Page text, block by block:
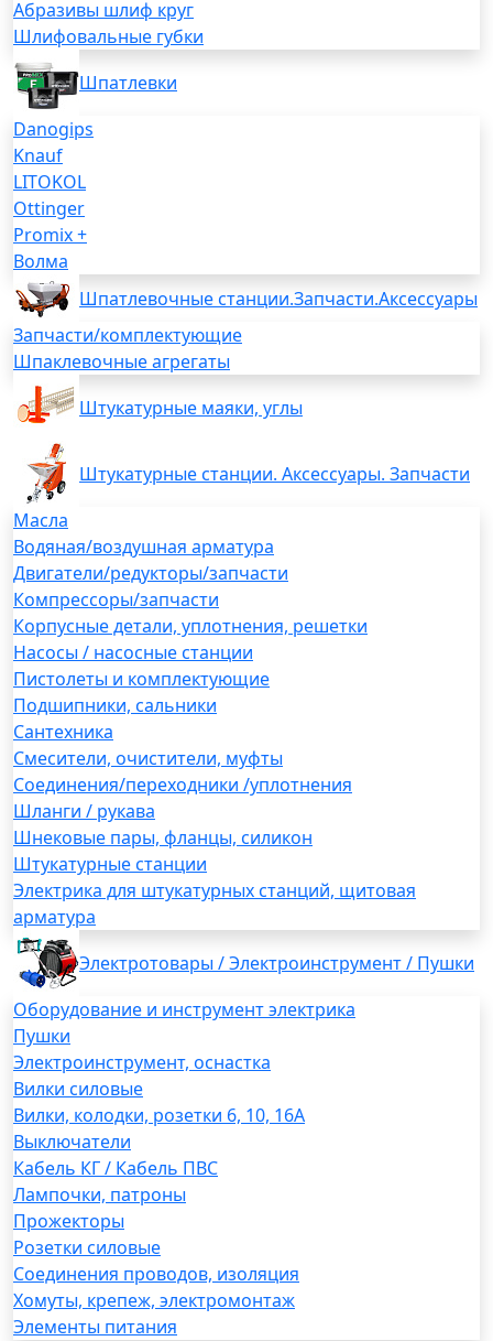
Абразивы шлиф круг
Шлифовальные губки
Шпатлевки
Danogips
Knauf
LITOKOL
Ottinger
Promix +
Волма
Шпатлевочные станции.Запчасти.Аксессуары
Запчасти/комплектующие
Шпаклевочные агрегаты
Штукатурные маяки, углы
Штукатурные станции. Аксессуары. Запчасти
Масла
Водяная/воздушная арматура
Двигатели/редукторы/запчасти
Компрессоры/запчасти
Корпусные детали, уплотнения, решетки
Насосы / насосные станции
Пистолеты и комплектующие
Подшипники, сальники
Сантехника
Смесители, очистители, муфты
Соединения/переходники /уплотнения
Шланги / рукава
Шнековые пары, фланцы, силикон
Штукатурные станции
Электрика для штукатурных станций, щитовая
арматура
Электротовары / Электроинструмент / Пушки
Оборудование и инструмент электрика
Пушки
Электроинструмент, оснастка
Вилки силовые
Вилки, колодки, розетки 6, 10, 16А
Выключатели
Кабель КГ / Кабель ПВС
Лампочки, патроны
Прожекторы
Розетки силовые
Соединения проводов, изоляция
Хомуты, крепеж, электромонтаж
Элементы питания